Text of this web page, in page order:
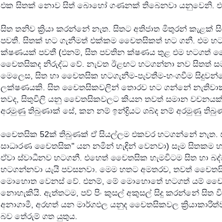
එක සිතක් නොව සිත් බොහෝ ගණනක් තිබෙනවා යනුවෙනි. එය
සිත තනිව ක්‍රියා කරන්නේ නැත. සිතට අතිජාත මිතුරන්
පවතී. සිතක් හට ගැනීමත් එක්කම චෛතසිකත් හට ගනී. එම
ක්ෂණයක් පවතී (එනම්, සිත පවතින ක්ෂණය තුළ එම හටගත්
චෛතසිකද නිරුද්ධ වේ. නැවත ඊළඟට හටගන්නා නව සිතත්
මෙලෙස, සිත හා චෛතසික හටගැනීම-පැවතීම-භංගවීම
ලක්ෂණයකි. සිත චෛතසිකවලින් තොරව හට ගන්නේ
තවද, සිතුවිලි යනු චෛතසිකවලට කියන තවත් සමාන
අරමුණු තිබුණාක් සේ, කන නම් ඉන්ද්‍රියට ශබ්ද නම් අරමුණු
චෛතසික 52ක් තිබුණක් ඒ සියල්ලම එකවර හටගන්නේ නැත.
සාධාරණ චෛතසික" යන නමින් හැඳින් වෙනවා) සෑම
ඒවා ස්වාධීනව හටගනී. එහෙත් චෛතසික හැමවිටම සිත හා
හටගන්නවා යැයි පවසනවා. මෙම හතට අමතරව, තවත්
මොහොත වෙනස් වේ. එනම්, මේ මොහොතේ හටගත් යම්
නොහැකියි. ඇත්තටම, පව් පිං කුසල් අකුසල් සිදු කරන්නේ සිත
අනාගාමී, අරහත් යන මාර්ගඵල යනුද චෛතසිකවල
බව තේරුම් ගත යුතුය.